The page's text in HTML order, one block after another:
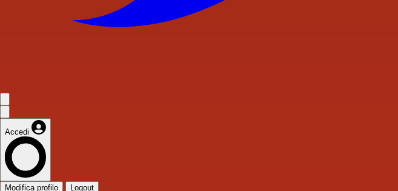
Accedi
Modifica profilo Logout